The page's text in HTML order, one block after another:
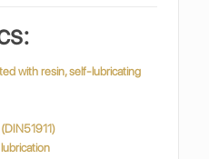
with resin, self-lubricating